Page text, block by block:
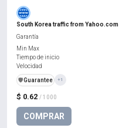
South Korea traffic from Yahoo.com
$ 0.62 / 1000
COMPRAR
Garantía
Min Max
Tiempo de inicio
Velocidad
️🛡️Guarantee +1